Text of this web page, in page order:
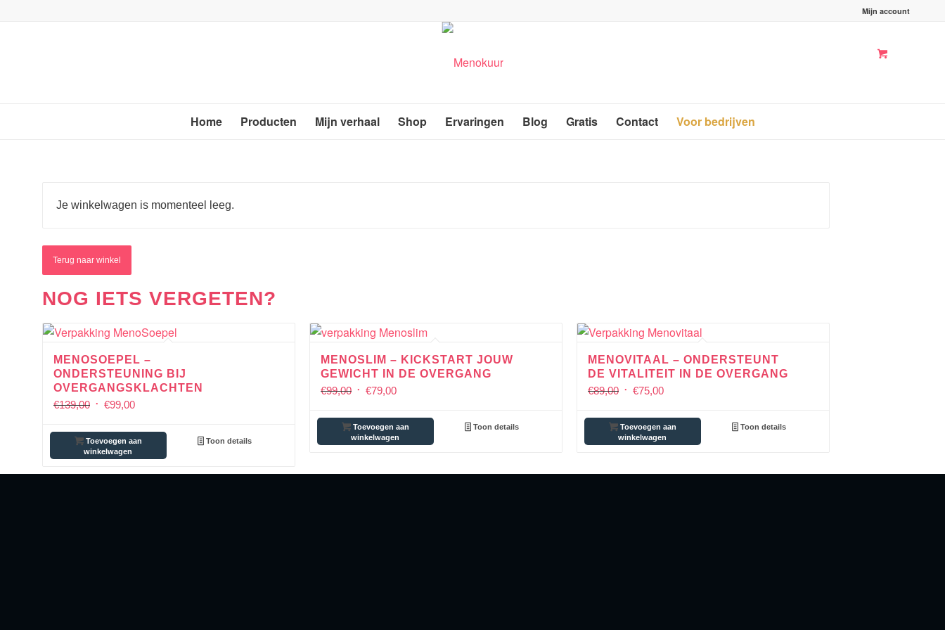
Mijn account
Home Producten Mijn verhaal Shop Ervaringen Blog Gratis Contact Voor bedrijven
Je winkelwagen is momenteel leeg.
Terug naar winkel
NOG IETS VERGETEN?
MENOSOEPEL –
ONDERSTEUNING BIJ
OVERGANGSKLACHTEN
€139,00 €99,00
Toevoegen aan
winkelwagen
Toon details
MENOSLIM – KICKSTART JOUW
GEWICHT IN DE OVERGANG
€99,00 €79,00
Toevoegen aan
winkelwagen
Toon details
MENOVITAAL – ONDERSTEUNT
DE VITALITEIT IN DE OVERGANG
€89,00 €75,00
Toevoegen aan
winkelwagen
Toon details